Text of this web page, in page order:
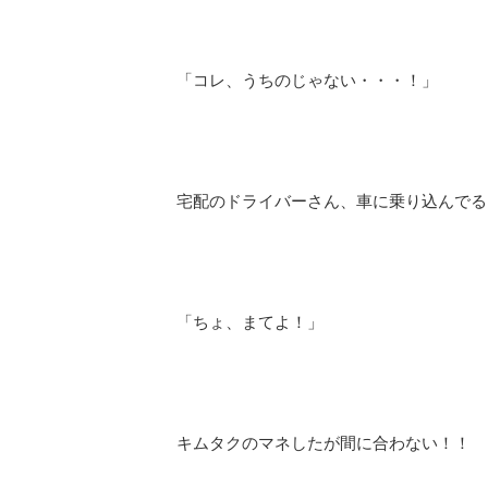
「コレ、うちのじゃない・・・！」
宅配のドライバーさん、車に乗り込んで
「ちょ、まてよ！」
キムタクのマネしたが間に合わない！！